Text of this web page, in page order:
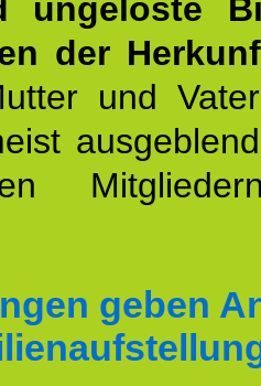
ungelöste
der
und
geben